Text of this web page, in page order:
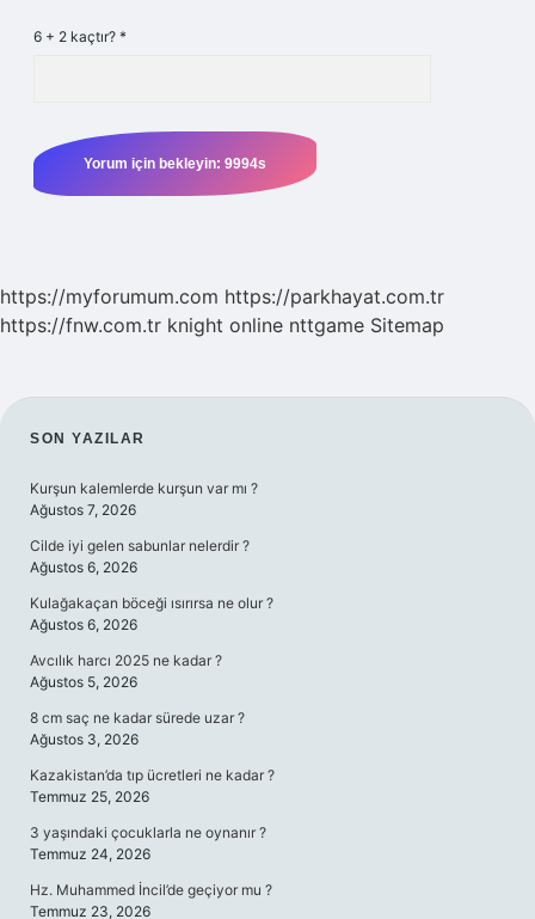
6 + 2 kaçtır? *
https://myforumum.com https://parkhayat.com.tr
https://fnw.com.tr knight online nttgame Sitemap
SIDEBAR
SON YAZILAR
Kurşun kalemlerde kurşun var mı ?
Ağustos 7, 2026
Cilde iyi gelen sabunlar nelerdir ?
Ağustos 6, 2026
Kulağakaçan böceği ısırırsa ne olur ?
Ağustos 6, 2026
Avcılık harcı 2025 ne kadar ?
Ağustos 5, 2026
8 cm saç ne kadar sürede uzar ?
Ağustos 3, 2026
Kazakistan’da tıp ücretleri ne kadar ?
Temmuz 25, 2026
3 yaşındaki çocuklarla ne oynanır ?
Temmuz 24, 2026
Hz. Muhammed İncil’de geçiyor mu ?
Temmuz 23, 2026